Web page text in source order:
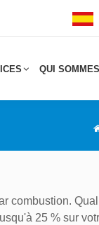
QUI
combustion.
25 % sur